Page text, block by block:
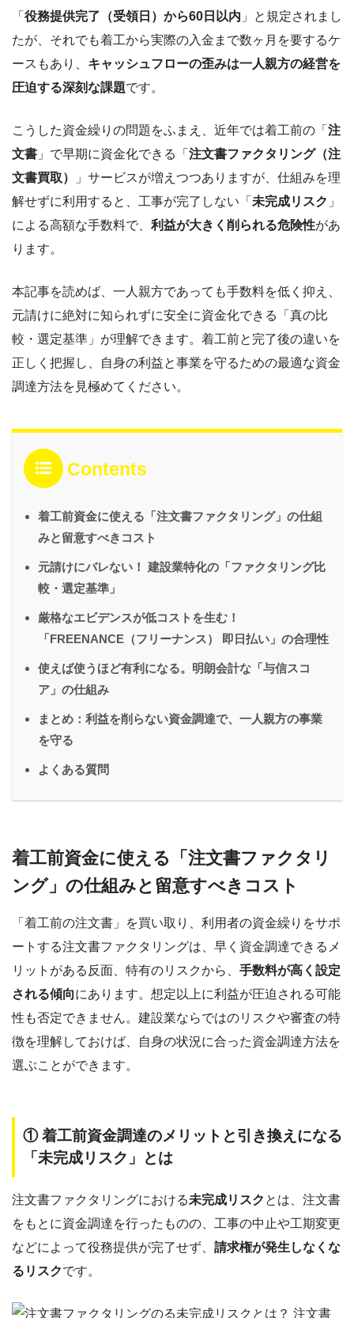
「 役務提供完了（受領日）から60日以内 」と規定されまし
たが、それでも着工から実際の入金まで数ヶ月を要するケ
ースもあり、 キャッシュフローの歪みは一人親方の経営を
圧迫する深刻な課題です。
こうした資金繰りの問題をふまえ、近年では着工前の「 注
文書 」で早期に資金化できる「 注文書ファクタリング（注
文書買取）
」サービスが増えつつありますが、仕組みを理
解せずに利用すると、工事が完了しない「 未完成リスク 」
による高額な手数料で、 利益が大きく削られる危険性があ
ります。
本記事を読めば、一人親方であっても手数料を低く抑え、
元請けに絶対に知られずに安全に資金化できる「真の比
較・選定基準」が理解できます。着工前と完了後の違いを
正しく把握し、自身の利益と事業を守るための最適な資金
調達方法を見極めてください。
Contents
着工前資金に使える「注文書ファクタリング」の仕組
みと留意すべきコスト
元請けにバレない！ 建設業特化の「ファクタリング比
較・選定基準」
厳格なエビデンスが低コストを生む！
「FREENANCE（フリーナンス） 即日払い」の合理性
使えば使うほど有利になる。明朗会計な「与信スコ
ア」の仕組み
まとめ：利益を削らない資金調達で、一人親方の事業
を守る
よくある質問
着工前資金に使える「注文書ファクタリ
ング」の仕組みと留意すべきコスト
「着工前の注文書」を買い取り、利用者の資金繰りをサポ
ートする注文書ファクタリングは、早く資金調達できるメ
リットがある反面、特有のリスクから、 手数料が高く設定
される傾向にあります。想定以上に利益が圧迫される可能
性も否定できません。建設業ならではのリスクや審査の特
徴を理解しておけば、自身の状況に合った資金調達方法を
選ぶことができます。
① 着工前資金調達のメリットと引き換えになる
「未完成リスク」とは
注文書ファクタリングにおける未完成リスク とは、注文書
をもとに資金調達を行ったものの、工事の中止や工期変更
などによって役務提供が完了せず、 請求権が発生しなくな
るリスクです。